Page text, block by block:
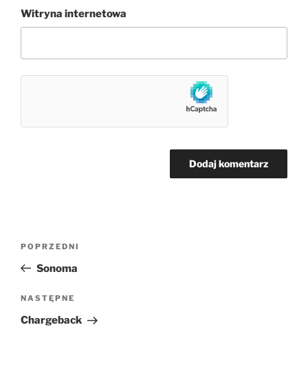
Witryna internetowa
Poprzedni
wpis
POPRZEDNI
Sonoma
Następny
wpis
NASTĘPNE
Chargeback